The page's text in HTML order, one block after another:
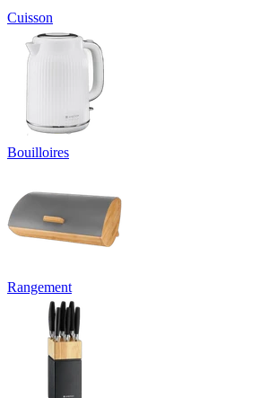
Cuisson
Bouilloires
Rangement